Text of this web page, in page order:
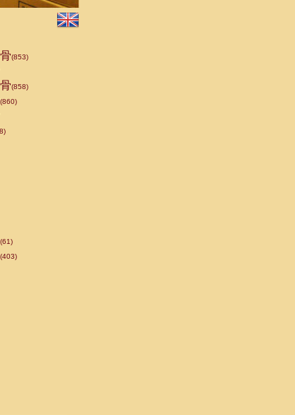
(853)
(858)
(860)
(61)
(403)